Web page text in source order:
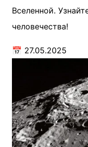
Вселенной.
человечества!
📅 27.05.2025